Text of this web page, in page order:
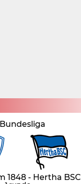
1848 - Hertha BSC